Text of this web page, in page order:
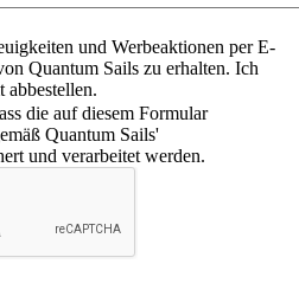
und Werbeaktionen per E-
Quantum Sails zu erhalten. Ich
abbestellen.
die auf diesem Formular
Quantum Sails'
und verarbeitet werden.